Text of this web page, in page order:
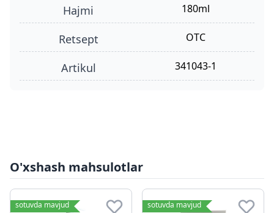
hajmi 180ml
retsept OTC
Artikul 341043-1
O'xshash mahsulotlar
sotuvda mavjud sotuvda mavjud